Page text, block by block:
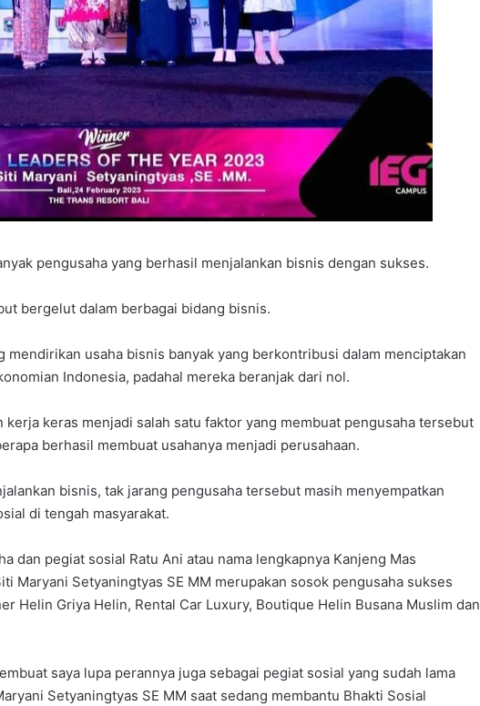
pengusaha yang berhasil menjalankan bisnis dengan sukses.
bergelut dalam berbagai bidang bisnis.
mendirikan usaha bisnis banyak yang berkontribusi dalam menciptakan
Indonesia, padahal mereka beranjak dari nol.
kerja keras menjadi salah satu faktor yang membuat pengusaha tersebut
berhasil membuat usahanya menjadi perusahaan.
bisnis, tak jarang pengusaha tersebut masih menyempatkan
di tengah masyarakat.
dan pegiat sosial Ratu Ani atau nama lengkapnya Kanjeng Mas
Maryani Setyaningtyas SE MM merupakan sosok pengusaha sukses
Helin Griya Helin, Rental Car Luxury, Boutique Helin Busana Muslim dan
saya lupa perannya juga sebagai pegiat sosial yang sudah lama
Setyaningtyas SE MM saat sedang membantu Bhakti Sosial